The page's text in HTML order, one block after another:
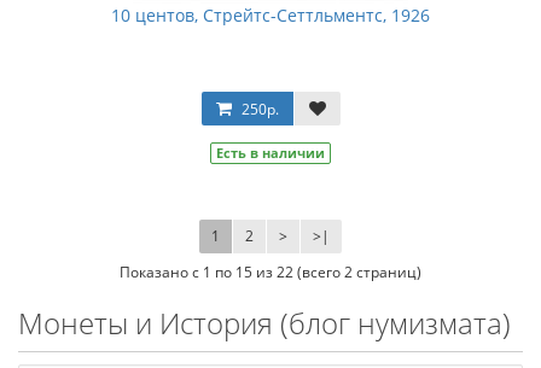
10 центов, Стрейтс-Сеттльментс, 1926
250р.
Есть в наличии
1 2 > >|
Показано с 1 по 15 из 22 (всего 2 страниц)
Монеты и История (блог нумизмата)